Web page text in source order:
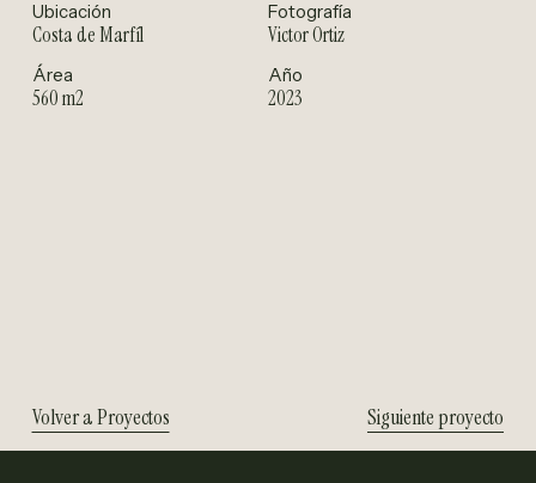
Ubicación
Costa de Marfíl
Fotografía
Victor Ortiz
Área
560 m2
Año
2023
Volver a Proyectos Siguiente proyecto